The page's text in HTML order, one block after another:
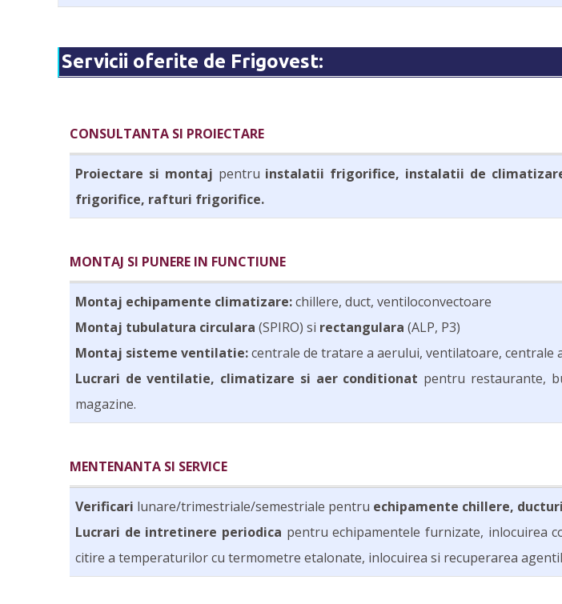
Servicii oferite de Frigovest:
CONSULTANTA SI PROIECTARE
Proiectare si montaj pentru instalatii frigorifice, instalatii de
frigorifice, rafturi frigorifice.
MONTAJ SI PUNERE IN FUNCTIUNE
Montaj echipamente climatizare:chillere, duct, ventiloconvectoare
Montaj tubulatura circulara (SPIRO) si rectangulara (ALP, P3)
Montaj sisteme ventilatie:centrale de tratare a aerului, ventilatoare,
Lucrari de ventilatie, climatizare si aer conditionat pentru restaurante,
magazine.
MENTENANTA SI SERVICE
Verificari lunare/trimestriale/semestriale pentru echipamente chillere,
Lucrari de intretinere periodica pentru echipamentele furnizate, inlocuirea
citire a temperaturilor cu termometre etalonate, inlocuirea si recuperarea